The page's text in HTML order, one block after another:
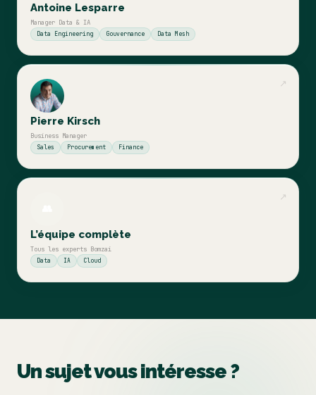
Antoine Lesparre
Manager Data & IA
Data Engineering Gouvernance Data Mesh
Pierre Kirsch
Business Manager
Sales Procurement Finance
↗
L’équipe complète
Tous les experts Bomzai
Data IA Cloud
↗
Un sujet vous intéresse ?